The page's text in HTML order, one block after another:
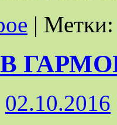
| Метки:
02.10.2016